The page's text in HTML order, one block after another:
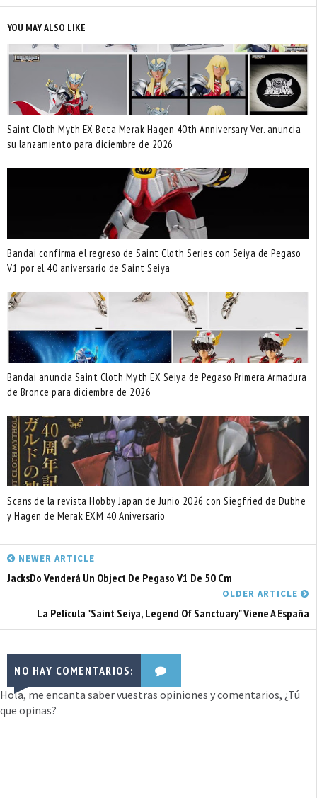
YOU MAY ALSO LIKE
Saint Cloth Myth EX Beta Merak Hagen 40th Anniversary Ver. anuncia
su lanzamiento para diciembre de 2026
Bandai confirma el regreso de Saint Cloth Series con Seiya de Pegaso
V1 por el 40 aniversario de Saint Seiya
Bandai anuncia Saint Cloth Myth EX Seiya de Pegaso Primera Armadura
de Bronce para diciembre de 2026
Scans de la revista Hobby Japan de Junio 2026 con Siegfried de Dubhe
y Hagen de Merak EXM 40 Aniversario
NEWER ARTICLE
JacksDo Venderá Un Object De Pegaso V1 De 50 Cm
OLDER ARTICLE
La Película "Saint Seiya, Legend Of Sanctuary" Viene A España
NO HAY COMENTARIOS:
Hola, me encanta saber vuestras opiniones y comentarios, ¿Tú
que opinas?